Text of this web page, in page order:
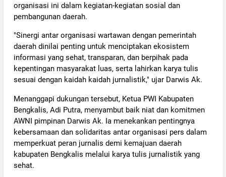
organisasi ini dalam kegiatan-kegiatan sosial dan
pembangunan daerah.
"Sinergi antar organisasi wartawan dengan pemerintah
daerah dinilai penting untuk menciptakan ekosistem
informasi yang sehat, transparan, dan berpihak pada
kepentingan masyarakat luas, serta lahirkan karya tulis
sesuai dengan kaidah kaidah jurnalistik," ujar Darwis Ak.
Menanggapi dukungan tersebut, Ketua PWI Kabupaten
Bengkalis, Adi Putra, menyambut baik niat dan komitmen
AWNI pimpinan Darwis Ak. Ia menekankan pentingnya
kebersamaan dan solidaritas antar organisasi pers dalam
memperkuat peran jurnalis demi kemajuan daerah
kabupaten Bengkalis melalui karya tulis jurnalistik yang
sehat.